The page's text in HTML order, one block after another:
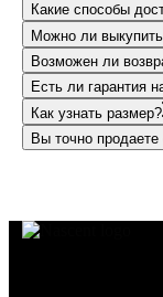
Какие способы
Можно ли
Возможен ли
Есть ли гарантия
Как узнать размер?
Вы точно